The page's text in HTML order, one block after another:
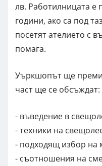
лв. Работилницата е
години, ако са под
посетят ателието с
помага.
Уъркшопът ще
част ще се обсъждат:
- въведение в
- техники на
- подходящ избор на
- съотношения на